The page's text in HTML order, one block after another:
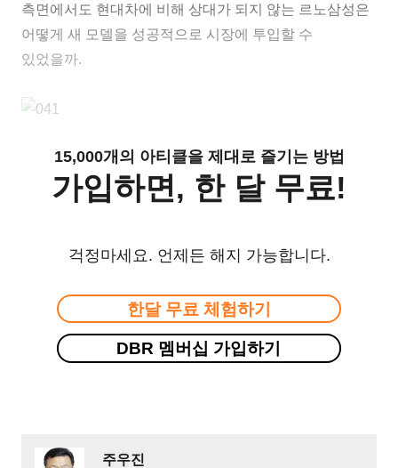
측면에서도 현대차에 비해 상대가 되지 않는 르노삼성은
어떻게 새 모델을 성공적으로 시장에 투입할 수
있었을까.
15,000개의 아티클을 제대로 즐기는 방법
가입하면, 한 달 무료!
걱정마세요. 언제든 해지 가능합니다.
한달 무료 체험하기
DBR 멤버십 가입하기
주우진